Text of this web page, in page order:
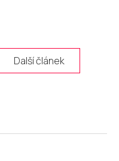
Další článek